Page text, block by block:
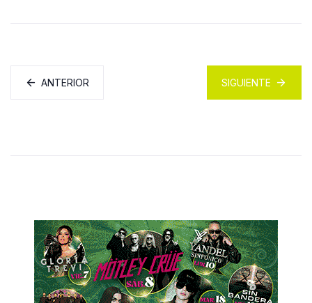
ANTERIOR SIGUIENTE